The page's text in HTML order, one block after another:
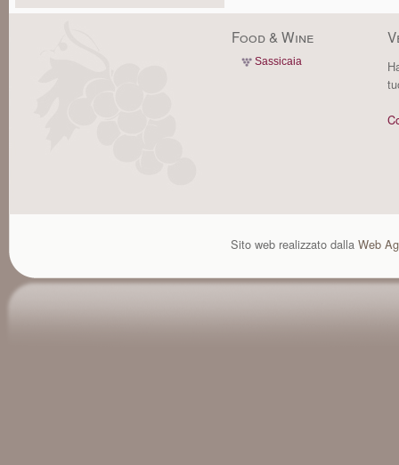
Food & Wine
Sassicaia
Sito web realizzato dalla Web